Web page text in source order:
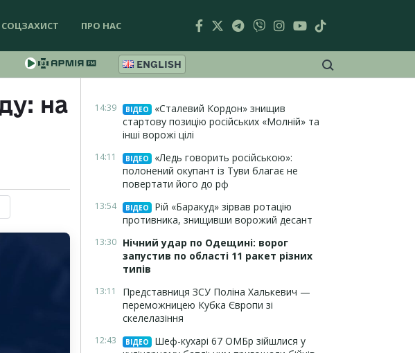
СОЦЗАХИСТ ПРО НАС
ENGLISH
на
14:39 ВІДЕО
«Сталевий Кордон» знищив
стартову позицію російських «Молній» та
інші ворожі цілі
14:11 ВІДЕО
«Ледь говорить російською»:
полонений окупант із Туви благає не
повертати його до рф
13:54 ВІДЕО
Рій «Баракуд» зірвав ротацію
противника, знищивши ворожий десант
13:30 Нічний удар по Одещині: ворог
запустив по області 11 ракет різних
типів
13:11
Представниця ЗСУ Поліна Халькевич —
переможницею Кубка Європи зі
скелелазіння
12:43 ВІДЕО
Шеф-кухарі 67 ОМБр зійшлися у